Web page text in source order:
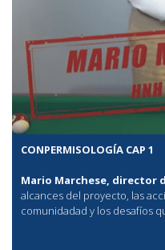
CONPERMISOLOGÍA CAP 1
Mario Marchese, director
alcances del proyecto, las
comunidadad y los desafíos